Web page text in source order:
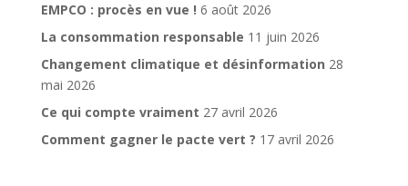
EMPCO : procès en vue ! 6 août 2026
La consommation responsable 11 juin 2026
Changement climatique et désinformation 28
mai 2026
Ce qui compte vraiment 27 avril 2026
Comment gagner le pacte vert ? 17 avril 2026